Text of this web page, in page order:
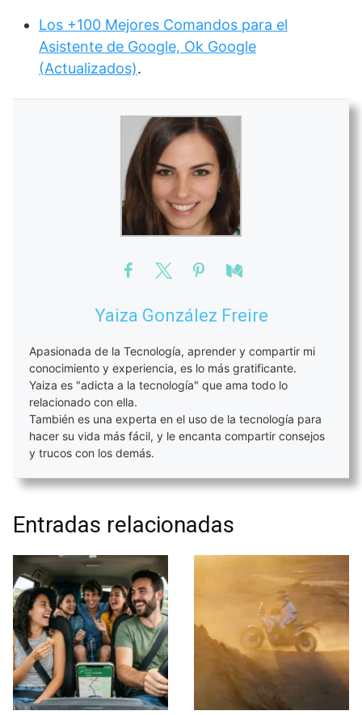
Los +100 Mejores Comandos para el
Asistente de Google, Ok Google
(Actualizados).
Yaiza González Freire
Apasionada de la Tecnología, aprender y compartir mi
conocimiento y experiencia, es lo más gratificante.
Yaiza es "adicta a la tecnología" que ama todo lo
relacionado con ella.
También es una experta en el uso de la tecnología para
hacer su vida más fácil, y le encanta compartir consejos
y trucos con los demás.
Entradas relacionadas